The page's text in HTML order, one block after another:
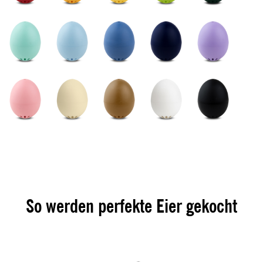
So werden perfekte Eier gekocht